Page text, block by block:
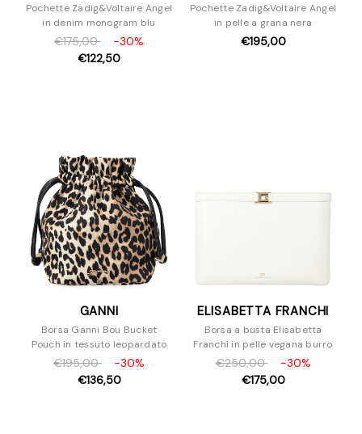
Pochette Zadig&Voltaire Angel
in denim monogram blu
€175,00
-30%
€122,50
Pochette Zadig&Voltaire Angel
in pelle a grana nera
€195,00
GANNI
Borsa Ganni Bou Bucket
Pouch in tessuto leopardato
€195,00
-30%
€136,50
ELISABETTA FRANCHI
Borsa a busta Elisabetta
Franchi in pelle vegana burro
€250,00
-30%
€175,00